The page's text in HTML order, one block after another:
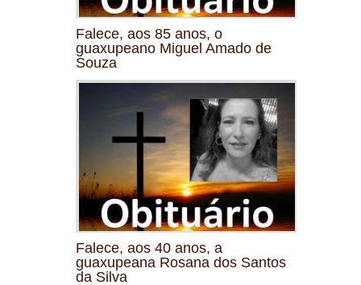
Falece, aos 85 anos, o
guaxupeano Miguel Amado de
Souza
Falece, aos 40 anos, a
guaxupeana Rosana dos Santos
da Silva